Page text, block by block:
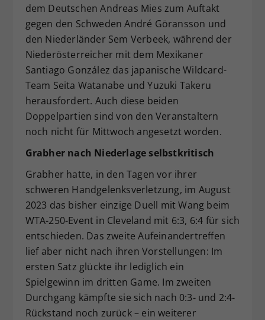
dem Deutschen Andreas Mies zum Auftakt
gegen den Schweden André Göransson und
den Niederländer Sem Verbeek, während der
Niederösterreicher mit dem Mexikaner
Santiago González das japanische Wildcard-
Team Seita Watanabe und Yuzuki Takeru
herausfordert. Auch diese beiden
Doppelpartien sind von den Veranstaltern
noch nicht für Mittwoch angesetzt worden.
Grabher nach Niederlage selbstkritisch
Grabher hatte, in den Tagen vor ihrer
schweren Handgelenksverletzung, im August
2023 das bisher einzige Duell mit Wang beim
WTA-250-Event in Cleveland mit 6:3, 6:4 für sich
entschieden. Das zweite Aufeinandertreffen
lief aber nicht nach ihren Vorstellungen: Im
ersten Satz glückte ihr lediglich ein
Spielgewinn im dritten Game. Im zweiten
Durchgang kämpfte sie sich nach 0:3- und 2:4-
Rückstand noch zurück – ein weiterer